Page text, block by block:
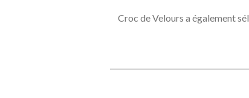
Croc de Velours a également